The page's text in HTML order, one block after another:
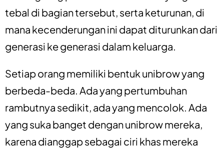
tebal di bagian tersebut, serta keturunan, di
mana kecenderungan ini dapat diturunkan dari
generasi ke generasi dalam keluarga.
Setiap orang memiliki bentuk unibrow yang
berbeda-beda. Ada yang pertumbuhan
rambutnya sedikit, ada yang mencolok. Ada
yang suka banget dengan unibrow mereka,
karena dianggap sebagai ciri khas mereka